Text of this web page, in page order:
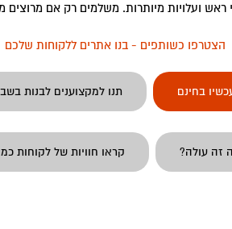
ראש ועלויות מיותרות. משלמים רק אם מרוצים
הצטרפו כשותפים - בנו אתרים ללקוחות שלכם
בחינם תנו למקצוענים לבנות
זה עולה? קראו חוויות של לקוחות